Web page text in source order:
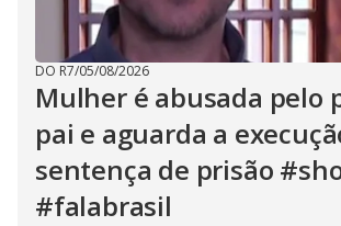
DO R7/05/08/2026
Mulher é abusada pelo
pai e aguarda a
sentença de prisão
#falabrasil